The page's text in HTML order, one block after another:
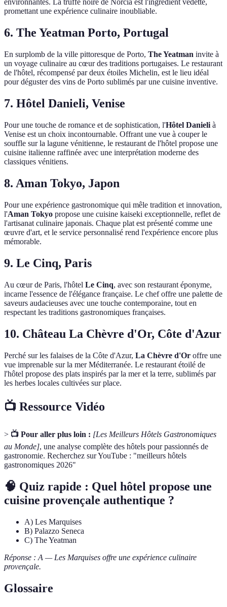
environnantes. La truffe noire de Norcia est l'ingrédient vedette,
promettant une expérience culinaire inoubliable.
6. The Yeatman Porto, Portugal
En surplomb de la ville pittoresque de Porto, The Yeatman invite à
un voyage culinaire au cœur des traditions portugaises. Le restaurant
de l'hôtel, récompensé par deux étoiles Michelin, est le lieu idéal
pour déguster des vins de Porto sublimés par une cuisine inventive.
7. Hôtel Danieli, Venise
Pour une touche de romance et de sophistication, l'Hôtel Danieli à
Venise est un choix incontournable. Offrant une vue à couper le
souffle sur la lagune vénitienne, le restaurant de l'hôtel propose une
cuisine italienne raffinée avec une interprétation moderne des
classiques vénitiens.
8. Aman Tokyo, Japon
Pour une expérience gastronomique qui mêle tradition et innovation,
l'Aman Tokyo propose une cuisine kaiseki exceptionnelle, reflet de
l'artisanat culinaire japonais. Chaque plat est présenté comme une
œuvre d'art, et le service personnalisé rend l'expérience encore plus
mémorable.
9. Le Cinq, Paris
Au cœur de Paris, l'hôtel Le Cinq, avec son restaurant éponyme,
incarne l'essence de l'élégance française. Le chef offre une palette de
saveurs audacieuses avec une touche contemporaine, tout en
respectant les traditions gastronomiques françaises.
10. Château La Chèvre d'Or, Côte d'Azur
Perché sur les falaises de la Côte d'Azur, La Chèvre d'Or offre une
vue imprenable sur la mer Méditerranée. Le restaurant étoilé de
l'hôtel propose des plats inspirés par la mer et la terre, sublimés par
les herbes locales cultivées sur place.
📺 Ressource Vidéo
> 📺 Pour aller plus loin : [Les Meilleurs Hôtels Gastronomiques
au Monde], une analyse complète des hôtels pour passionnés de
gastronomie. Recherchez sur YouTube : "meilleurs hôtels
gastronomiques 2026"
🧠 Quiz rapide : Quel hôtel propose une
cuisine provençale authentique ?
A) Les Marquises
B) Palazzo Seneca
C) The Yeatman
Réponse : A — Les Marquises offre une expérience culinaire
provençale.
Glossaire